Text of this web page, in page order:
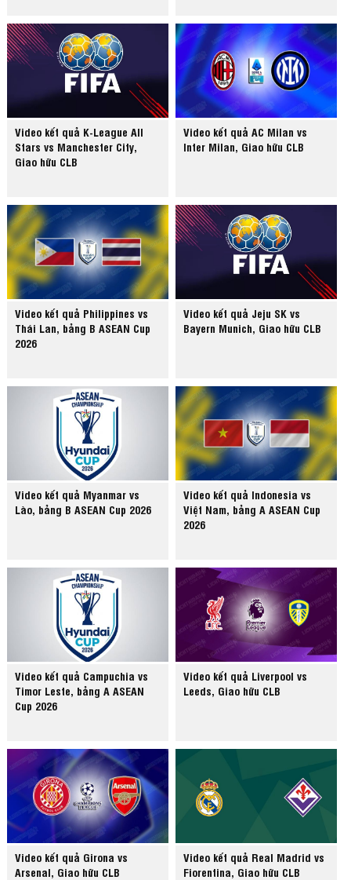
Video kết quả K-League All
Stars vs Manchester City,
Giao hữu CLB
Video kết quả AC Milan vs
Inter Milan, Giao hữu CLB
Video kết quả Philippines vs
Thái Lan, bảng B ASEAN Cup
2026
Video kết quả Jeju SK vs
Bayern Munich, Giao hữu CLB
Video kết quả Myanmar vs
Lào, bảng B ASEAN Cup 2026
Video kết quả Indonesia vs
Việt Nam, bảng A ASEAN Cup
2026
Video kết quả Campuchia vs
Timor Leste, bảng A ASEAN
Cup 2026
Video kết quả Liverpool vs
Leeds, Giao hữu CLB
Video kết quả Girona vs
Arsenal, Giao hữu CLB
Video kết quả Real Madrid vs
Fiorentina, Giao hữu CLB